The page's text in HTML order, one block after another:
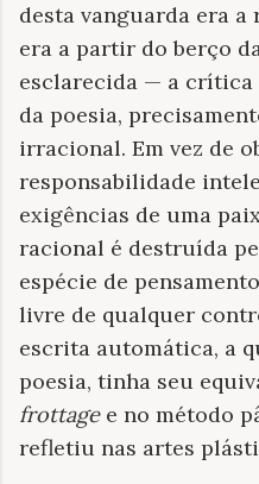
desta vanguarda era a
era a partir do berço
esclarecida — a
da poesia,
irracional. Em vez de
responsabilidade
exigências de uma
racional é destruída
espécie de
livre de qualquer
escrita automática, a
poesia, tinha seu
frottagee no método
refletiu nas artes